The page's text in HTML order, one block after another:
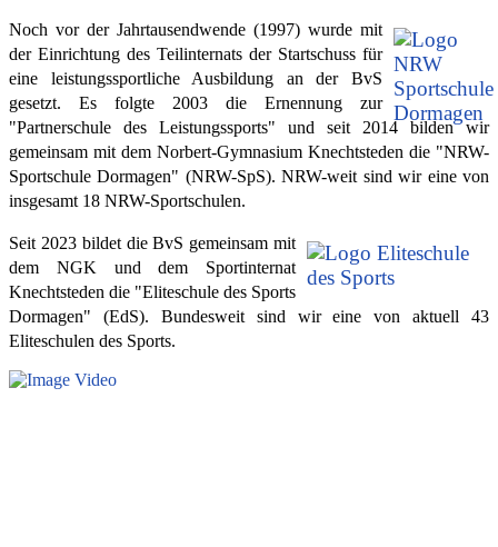
Noch vor der Jahrtausendwende (1997) wurde mit
der Einrichtung des Teilinternats der Startschuss für
eine leistungssportliche Ausbildung an der BvS
gesetzt. Es folgte 2003 die Ernennung zur
"Partnerschule des Leistungssports" und seit 2014 bilden wir
gemeinsam mit dem Norbert-Gymnasium Knechtsteden die "NRW-
Sportschule Dormagen" (NRW-SpS). NRW-weit sind wir eine von
insgesamt 18 NRW-Sportschulen.
Seit 2023 bildet die BvS gemeinsam mit
dem NGK und dem Sportinternat
Knechtsteden die "Eliteschule des Sports
Dormagen" (EdS). Bundesweit sind wir eine von aktuell 43
Eliteschulen des Sports.